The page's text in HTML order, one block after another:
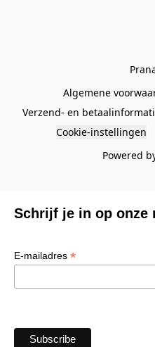
Algemene
Verzend- en
Cookie-instellingen
Powered
Schrijf je in op onze
E-mailadres *